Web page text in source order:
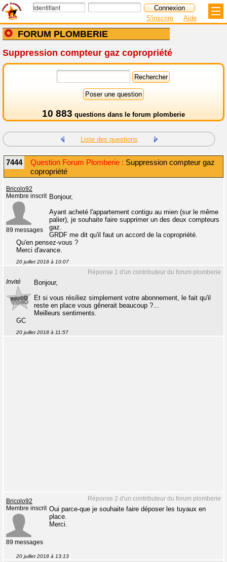
FORUM PLOMBERIE
S'inscrire Aide
Suppression compteur gaz copropriété
10 883 questions dans le forum plomberie
Liste des questions
7444 Question Forum Plomberie : Suppression compteur gaz
copropriété
Bricolo92
Membre inscrit
89 messages
Bonjour,
Ayant acheté l'appartement contigu au mien (sur le même
palier), je souhaite faire supprimer un des deux compteurs
gaz.
GRDF me dit qu'il faut un accord de la copropriété.
Qu'en pensez-vous ?
Merci d'avance.
20 juillet 2018 à 10:07
Réponse 1 d'un contributeur du forum plomberie
Invité
Bonjour,
Et si vous résiliez simplement votre abonnement, le fait qu'il
reste en place vous gênerait beaucoup ?...
Meilleurs sentiments.
GC
20 juillet 2018 à 11:57
Réponse 2 d'un contributeur du forum plomberie
Bricolo92
Membre inscrit
89 messages
Oui parce-que je souhaite faire déposer les tuyaux en
place.
Merci.
20 juillet 2018 à 13:13